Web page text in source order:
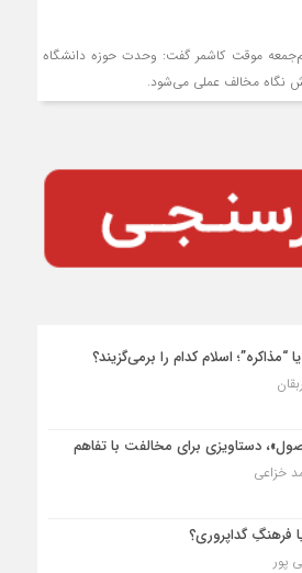
موقت کاشمر گفت: وحدت حوزه دانشگاه
نگاه مخالف عملی می‌شود.
“مذاکره”؛ اسلام کدام را برمی‌گزیند؟
دستاویزی برای مخالفت با تفاهم
خزاعی
فرهنگِ گداپروری؟
پور